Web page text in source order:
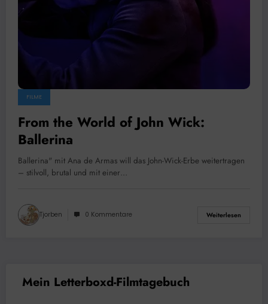
FILME
From the World of John Wick:
Ballerina
Ballerina" mit Ana de Armas will das John-Wick-Erbe weitertragen
– stilvoll, brutal und mit einer…
Tjorben 0 Kommentare Weiterlesen